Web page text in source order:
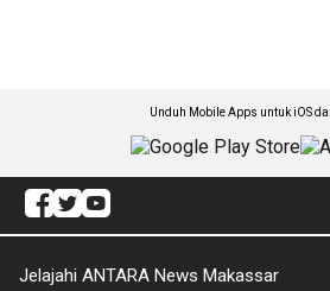
Unduh Mobile Apps untuk iOS
Jelajahi ANTARA News Makassar